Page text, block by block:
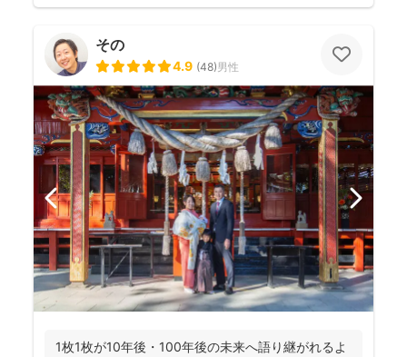
その
4.9 (48)男性
1枚1枚が10年後・100年後の未来へ語り継がれるよ